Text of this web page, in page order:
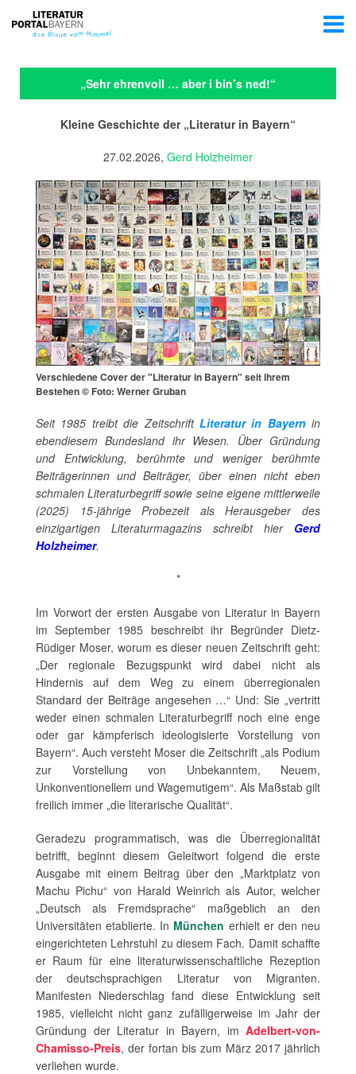
„Sehr ehrenvoll … aber i bin’s ned!“
Kleine Geschichte der „Literatur in Bayern“
27.02.2026, Gerd Holzheimer
Verschiedene Cover der "Literatur in Bayern" seit ihrem
Bestehen © Foto: Werner Gruban
Seit 1985 treibt die Zeitschrift Literatur in Bayernin
ebendiesem Bundesland ihr Wesen. Über Gründung
und Entwicklung, berühmte und weniger berühmte
Beiträgerinnen und Beiträger, über einen nicht eben
schmalen Literaturbegriff sowie seine eigene mittlerweile
(2025) 15-jährige Probezeit als Herausgeber des
einzigartigen Literaturmagazins schreibt hier Gerd
Holzheimer.
*
Im Vorwort der ersten Ausgabe von Literatur in Bayern
im September 1985 beschreibt ihr Begründer Dietz-
Rüdiger Moser, worum es dieser neuen Zeitschrift geht:
„Der regionale Bezugspunkt wird dabei nicht als
Hindernis auf dem Weg zu einem überregionalen
Standard der Beiträge angesehen …“ Und: Sie „vertritt
weder einen schmalen Literaturbegriff noch eine enge
oder gar kämpferisch ideologisierte Vorstellung von
Bayern“. Auch versteht Moser die Zeitschrift „als Podium
zur Vorstellung von Unbekanntem, Neuem,
Unkonventionellem und Wagemutigem“. Als Maßstab gilt
freilich immer „die literarische Qualität“.
Geradezu programmatisch, was die Überregionalität
betrifft, beginnt diesem Geleitwort folgend die erste
Ausgabe mit einem Beitrag über den „Marktplatz von
Machu Pichu“ von Harald Weinrich als Autor, welcher
„Deutsch als Fremdsprache“ maßgeblich an den
Universitäten etablierte. In München erhielt er den neu
eingerichteten Lehrstuhl zu diesem Fach. Damit schaffte
er Raum für eine literaturwissenschaftliche Rezeption
der deutschsprachigen Literatur von Migranten.
Manifesten Niederschlag fand diese Entwicklung seit
1985, vielleicht nicht ganz zufälligerweise im Jahr der
Gründung der Literatur in Bayern, im Adelbert-von-
Chamisso-Preis, der fortan bis zum März 2017 jährlich
verliehen wurde.